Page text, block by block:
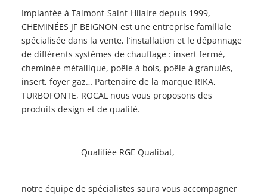
Implantée à Talmont-Saint-Hilaire depuis 1999,
CHEMINÉES JF BEIGNON est une entreprise familiale
spécialisée dans la vente, l’installation et le dépannage
de différents systèmes de chauffage : insert fermé,
cheminée métallique, poêle à bois, poêle à granulés,
insert, foyer gaz… Partenaire de la marque RIKA,
TURBOFONTE, ROCAL nous vous proposons des
produits design et de qualité.
Qualifiée RGE Qualibat,
notre équipe de spécialistes saura vous accompagner